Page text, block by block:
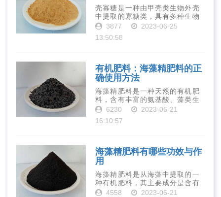
壳寡糖是一种由甲壳类生物外壳
中提取的寡糖类，具有多种生物
活性和营养价值。在农业生产
是作为一种新型的有机肥料，壳
3877
2023-06-25
13:50:58
有机肥料：海藻精肥料的正
确使用方法
海藻精肥料是一种天然的有机肥
料，含有丰富的氨基酸、藻类生
长素、维生素、微量元素、蛋白
力、促进植物生长、增强植物抗
6230
2023-06-21
16:10:57
海藻精肥料有哪些功效与作
用
海藻精肥料是从海藻中提取的一
种有机肥料，其主要成分是含有
丰富的微量元素、植物生长素、
4558
2023-06-21